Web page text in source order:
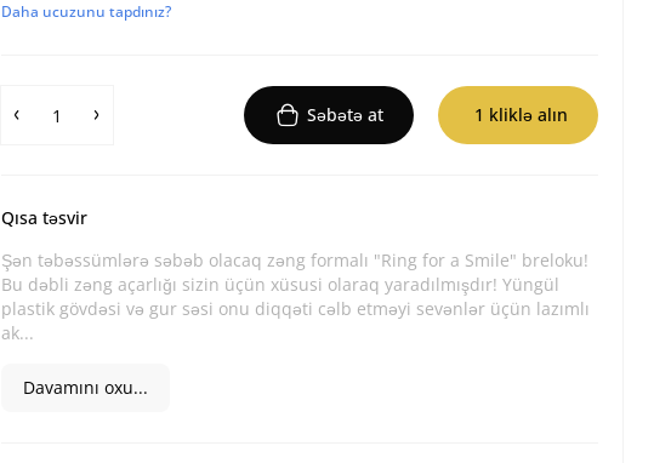
Daha ucuzunu tapdınız?
Səbətə at 1 kliklə alın
Qısa təsvir
Şən təbəssümlərə səbəb olacaq zəng formalı "Ring for a Smile" breloku!
Bu dəbli zəng açarlığı sizin üçün xüsusi olaraq yaradılmışdır! Yüngül
plastik gövdəsi və gur səsi onu diqqəti cəlb etməyi sevənlər üçün lazımlı
ak...
Davamını oxu...